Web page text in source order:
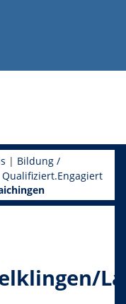
| Bildung /
Qualifiziert.Engagiert